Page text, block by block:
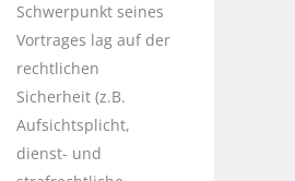
Schwerpunkt seines
Vortrages lag auf der
rechtlichen
Sicherheit (z.B.
Aufsichtsplicht,
dienst- und